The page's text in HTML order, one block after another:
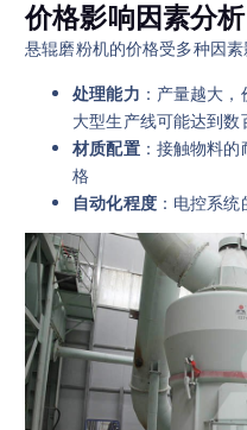
价格影响因素分析
悬辊磨粉机的价格受多种因素
处理能力 ：产量越大
大型生产线可能达到数
材质配置：接触物料的
格
自动化程度：电控系统